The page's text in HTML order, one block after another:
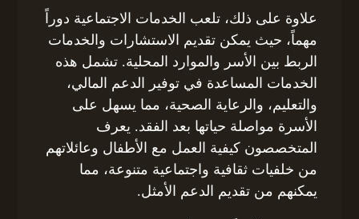
علاوة على ذلك، تلعب الخدمات الاجتماعية دوراً
مهماً، حيث يمكن تقديم الاستشارات والخدمات
الربط بين الأسر والموارد المحلية. تشمل هذه
الخدمات المساعدة في توفير الدعم المالي،
والتعليم، والرعاية الصحية، مما يسهل على
الأسرة مواصلة حياتها بعد الفقد. يعرف
المتخصصون كيفية العمل مع الأطفال وعائلاتهم
من خلفيات ثقافية واجتماعية متنوعة، مما
يمكنهم من تقديم الدعم الأمثل.